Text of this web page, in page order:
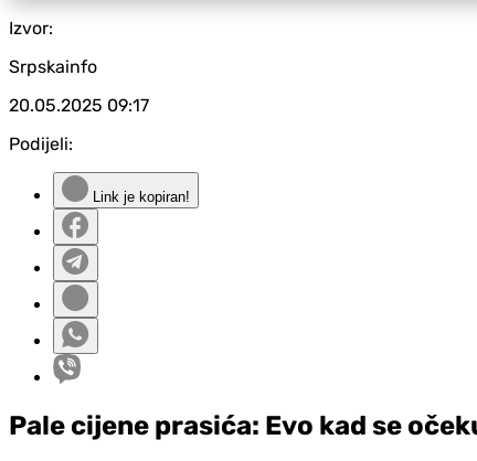
Izvor:
Srpskainfo
20.05.2025 09:17
Podijeli:
Link je kopiran!
Pale cijene prasića: Evo kad se